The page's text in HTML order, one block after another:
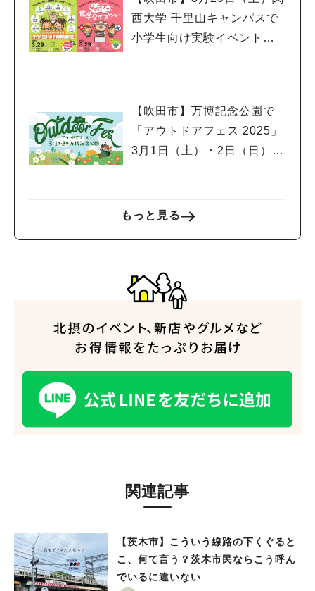
西大学 千里山キャンパスで
小学生向け実験イベント、
【吹田市】万博記念公園で
「アウトドアフェス 2025」
3月1日（土）・2日（日）開
も同時開催
もっと見る
関連記事
【茨木市】こういう線路の下くぐると
こ、何て言う？茨木市民ならこう呼ん
でいるに違いない
人気のキーワード